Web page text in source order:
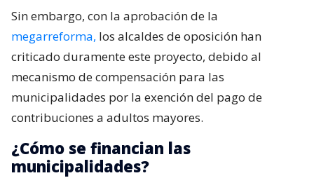
Sin embargo, con la aprobación de la
megarreforma, los alcaldes de oposición han
criticado duramente este proyecto, debido al
mecanismo de compensación para las
municipalidades por la exención del pago de
contribuciones a adultos mayores.
¿Cómo se financian las
municipalidades?